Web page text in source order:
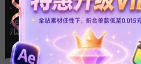
儿童 创意 卡通形象
Ae卡通标题模板 快乐童趣可爱
儿童少儿节目综艺片头AE模版
2026-06-11
LOGO
Ae模板
戏片头